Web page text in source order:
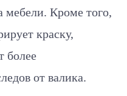
мебели. Кроме того,
краску,
более
от валика.